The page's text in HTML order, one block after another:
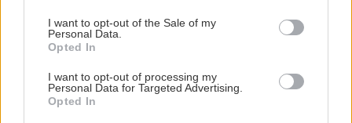
I want to opt-out of the Sale of my
Personal Data.
Opted In
I want to opt-out of processing my
Personal Data for Targeted Advertising.
Opted In
22:11
ΚΟΣΜΟΣ
Εξαρθρώθηκε τεράστιο δίκτυο διακίνησης
Πάνω από 24 εκατ. ευρώ κέρδη